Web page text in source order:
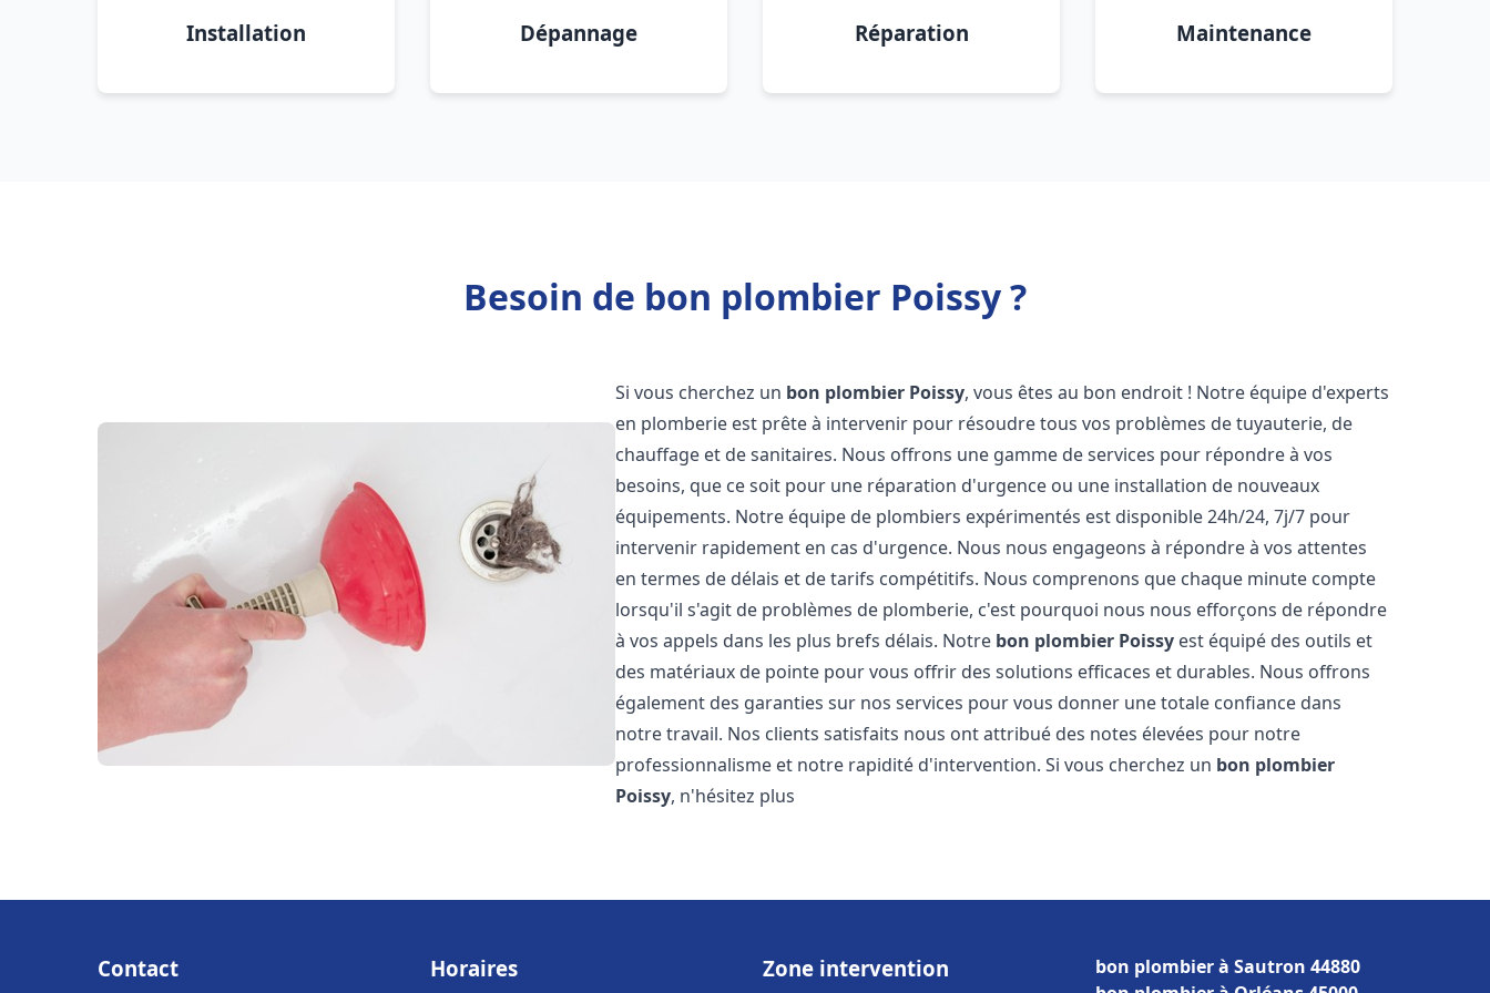
Installation Dépannage Réparation Maintenance
Besoin de bon plombier Poissy ?
Si vous cherchez un bon plombier Poissy, vous êtes au bon endroit ! Notre équipe d'experts
en plomberie est prête à intervenir pour résoudre tous vos problèmes de tuyauterie, de
chauffage et de sanitaires. Nous offrons une gamme de services pour répondre à vos
besoins, que ce soit pour une réparation d'urgence ou une installation de nouveaux
équipements. Notre équipe de plombiers expérimentés est disponible 24h/24, 7j/7 pour
intervenir rapidement en cas d'urgence. Nous nous engageons à répondre à vos attentes
en termes de délais et de tarifs compétitifs. Nous comprenons que chaque minute compte
lorsqu'il s'agit de problèmes de plomberie, c'est pourquoi nous nous efforçons de répondre
à vos appels dans les plus brefs délais. Notre bon plombier Poissy est équipé des outils et
des matériaux de pointe pour vous offrir des solutions efficaces et durables. Nous offrons
également des garanties sur nos services pour vous donner une totale confiance dans
notre travail. Nos clients satisfaits nous ont attribué des notes élevées pour notre
professionnalisme et notre rapidité d'intervention. Si vous cherchez un bon plombier
Poissy, n'hésitez plus
Contact Horaires Zone intervention
bon plombier à Sautron 44880